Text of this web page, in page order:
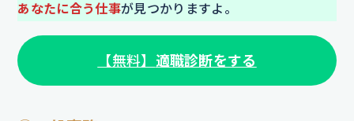
あなたに合う仕事が見つかりますよ。
【無料】 適職診断をする